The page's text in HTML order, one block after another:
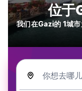
位于
我们在Gazi的 1城
你想去哪